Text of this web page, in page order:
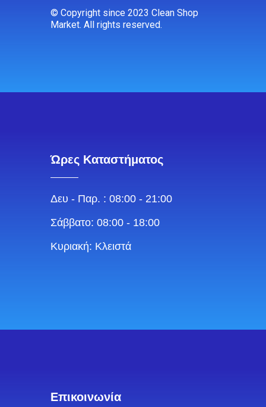
© Copyright since 2023 Clean Shop
Market. All rights reserved.
Ώρες Καταστήματος
Δευ - Παρ. : 08:00 - 21:00
Σάββατο: 08:00 - 18:00
Κυριακή: Κλειστά
Επικοινωνία